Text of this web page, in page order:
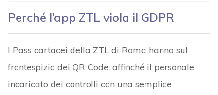
Perché l’app ZTL viola il GDPR
I Pass cartacei della ZTL di Roma hanno sul
frontespizio dei QR Code, affinché il personale
incaricato dei controlli con una semplice